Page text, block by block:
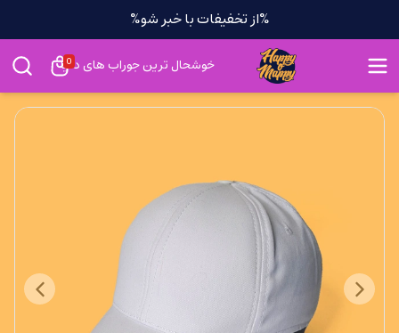
%از تخفیفات با خبر شو%
خوشحال ترین جوراب های دنیا
0